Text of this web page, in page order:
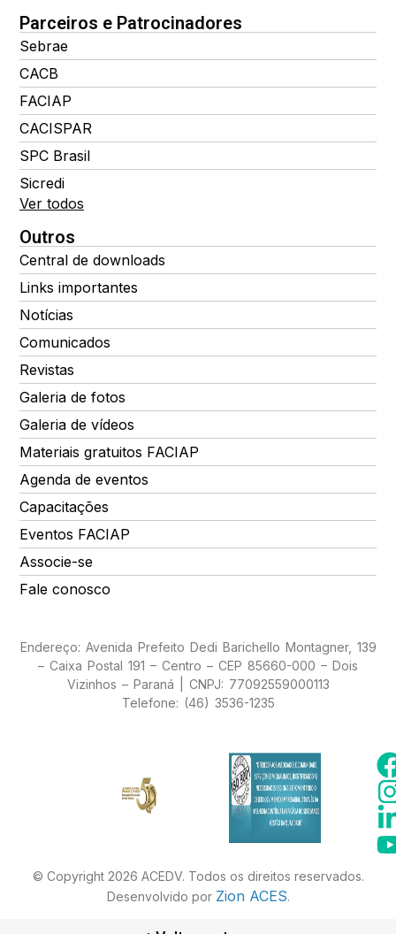
Parceiros e Patrocinadores
Sebrae
CACB
FACIAP
CACISPAR
SPC Brasil
Sicredi
Ver todos
Outros
Central de downloads
Links importantes
Notícias
Comunicados
Revistas
Galeria de fotos
Galeria de vídeos
Materiais gratuitos FACIAP
Agenda de eventos
Capacitações
Eventos FACIAP
Associe-se
Fale conosco
Endereço: Avenida Prefeito Dedi Barichello Montagner, 139
– Caixa Postal 191 – Centro – CEP 85660-000 – Dois
Vizinhos – Paraná | CNPJ: 77092559000113
Telefone: (46) 3536-1235
© Copyright 2026 ACEDV. Todos os direitos reservados.
Desenvolvido por Zion ACES.